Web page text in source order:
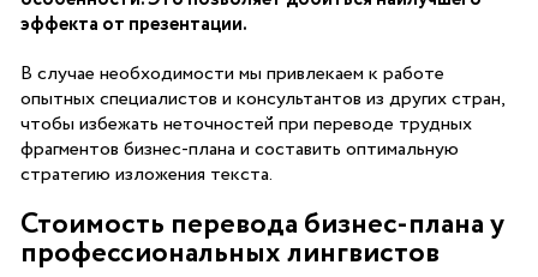
эффекта от презентации.
В случае необходимости мы привлекаем к работе
опытных специалистов и консультантов из других стран,
чтобы избежать неточностей при переводе трудных
фрагментов бизнес-плана и составить оптимальную
стратегию изложения текста.
Стоимость перевода бизнес-плана у
профессиональных лингвистов